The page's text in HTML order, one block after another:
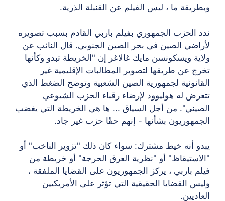
وبطريقة ما ، ليس الفيلم عن القنبلة الذرية.
ندد الحزب الجمهوري بفيلم باربي القادم بسبب تصويره
لأراضي الصين في بحر الصين الجنوبي. قال النائب عن
ولاية ويسكونسن مايك غالاغر إن "الخريطة تبدو وكأنها
تخرج عن طريقها لتصوير المطالبات الإقليمية غير
القانونية لجمهورية الصين الشعبية وتوضح الضغط الذي
تتعرض له هوليوود لإرضاء رقباء الحزب الشيوعي
الصيني". من أجل السياق ... ها هي الخريطة التي يغضب
الجمهوريون بشأنها - إنهم حقًا حزب غير جاد.
يبدو أنه خيط مشترك: سواء كان ذلك "تزوير الناخب" أو
"الاستيقاظ" أو "نظرية العرق الحرجة" أو خريطة من
فيلم باربي ، يركز الجمهوريون على القضايا الملفقة ،
وليس القضايا الحقيقية التي تؤثر على الأمريكيين
العاديين.